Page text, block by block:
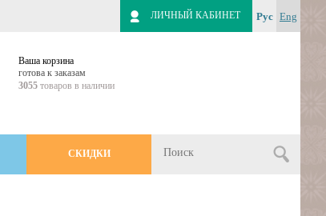
Рус Eng
ЛИЧНЫЙ КАБИНЕТ
Ваша корзина
готова к заказам
3055 товаров в наличии
СКИДКИ